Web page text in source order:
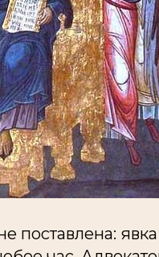
поставлена: